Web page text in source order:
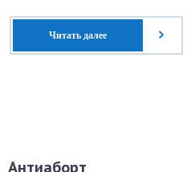
Читать далее
Антиаборт